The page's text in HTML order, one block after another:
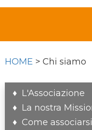
HOME > Chi siamo
L'Associazione
La nostra
Come associarsi